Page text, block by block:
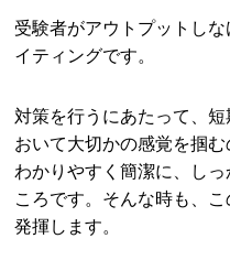
受験者がアウトプットし
イティングです。
対策を行うにあたって、
おいて大切かの感覚を掴
わかりやすく簡潔に、し
ころです。そんな時も、
発揮します。